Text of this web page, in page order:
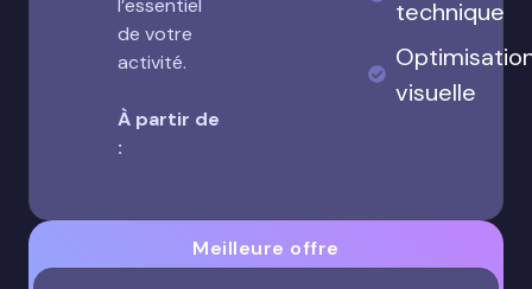
de votre
activité.
À partir de
:
technique
visuelle
Meilleure offre